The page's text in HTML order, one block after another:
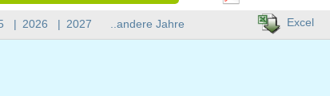
| 2026 | 2027 ..andere Jahre Excel